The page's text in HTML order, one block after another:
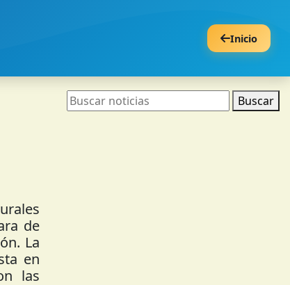
Inicio
de
La
en
las
Buscar